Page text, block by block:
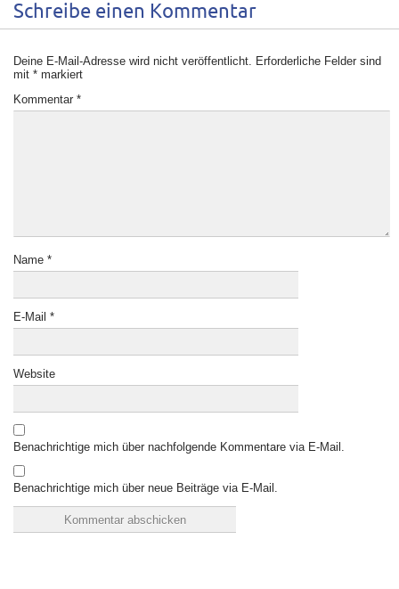
Schreibe einen Kommentar
Deine E-Mail-Adresse wird nicht veröffentlicht. Erforderliche Felder sind
mit * markiert
Kommentar *
Name *
E-Mail *
Website
Benachrichtige mich über nachfolgende Kommentare via E-Mail.
Benachrichtige mich über neue Beiträge via E-Mail.